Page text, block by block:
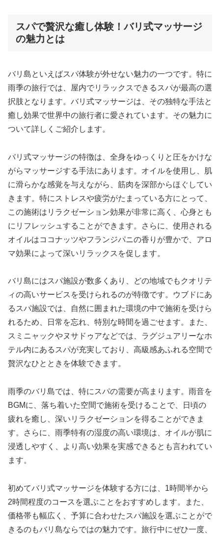
スパで贅沢な癒し体験！バリ式マッサージ
の魅力とは
バリ島といえばスパ体験が外せない魅力の一つです。特に
雨季の旅行では、屋内でリラックスできるスパが最高の選
択肢となります。バリ式マッサージは、その独特な手法と
癒し効果で世界中の旅行者に愛されています。その魅力に
ついて詳しくご紹介します。
バリ式マッサージの特徴は、全身をゆっくりと圧をかけな
がらマッサージする手法にあります。オイルを使用し、肌
に滑らかな感覚を与えながら、筋肉を深部からほぐしてい
きます。特にストレスや疲労がたまっている方にとって、
この施術はリラクゼーション効果が非常に高く、心身とも
にリフレッシュすることができます。さらに、使用される
オイルはココナッツやフランジパニの香りが豊かで、アロ
マ効果によって深いリラックスを促します。
バリ島にはスパ施設が数多くあり、どの地域でもクオリテ
ィの高いサービスを受けられるのが特徴です。ウブドにあ
るスパ施設では、自然に囲まれた環境の中で施術を受けら
れるため、日常を忘れ、特別な時間を過ごせます。また、
スミニャックやヌサドゥアなどでは、ラグジュアリーなホ
テル内にあるスパが充実しており、高級感あふれる空間で
贅沢なひとときを体験できます。
雨季のバリ島では、特にスパの需要が高まります。雨音を
BGMに、落ち着いた空間で施術を受けることで、日頃の
疲れを癒し、深いリラクゼーションを得ることができま
す。さらに、雨季特有の湿度の高い環境は、オイルが肌に
浸透しやすく、より高い効果を実感できるとも言われてい
ます。
初めてバリ式マッサージを体験する方には、1時間半から
2時間程度のコースを選ぶことをおすすめします。また、
価格帯も幅広く、予算に合わせたスパ施設を選ぶことがで
きるのもバリ島ならではの魅力です。旅行中にぜひ一度、